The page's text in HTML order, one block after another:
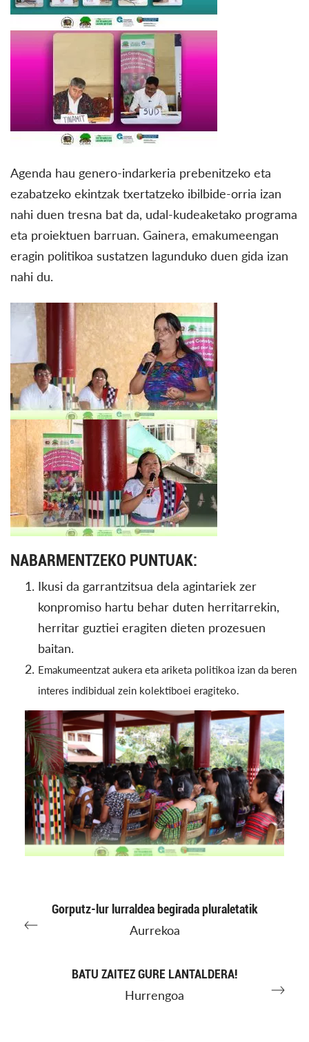
Agenda hau genero-indarkeria prebenitzeko eta
ezabatzeko ekintzak txertatzeko ibilbide-orria izan
nahi duen tresna bat da, udal-kudeaketako programa
eta proiektuen barruan. Gainera, emakumeengan
eragin politikoa sustatzen lagunduko duen gida izan
nahi du.
NABARMENTZEKO PUNTUAK:
Ikusi da garrantzitsua dela agintariek zer
konpromiso hartu behar duten herritarrekin,
herritar guztiei eragiten dieten prozesuen
baitan.
Emakumeentzat aukera eta ariketa politikoa izan da beren
interes indibidual zein kolektiboei eragiteko.
Gorputz-lur lurraldea begirada pluraletatik
Aurrekoa
BATU ZAITEZ GURE LANTALDERA!
Hurrengoa